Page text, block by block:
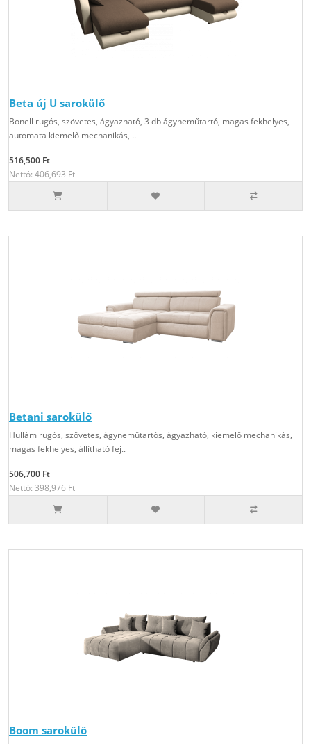
Beta új U sarokülő
Bonell rugós, szövetes, ágyazható, 3 db ágyneműtartó, magas fekhelyes,
automata kiemelő mechanikás, ..
516,500 Ft
Nettó: 406,693 Ft
Betani sarokülő
Hullám rugós, szövetes, ágyneműtartós, ágyazható, kiemelő mechanikás,
magas fekhelyes, állítható fej..
506,700 Ft
Nettó: 398,976 Ft
Boom sarokülő